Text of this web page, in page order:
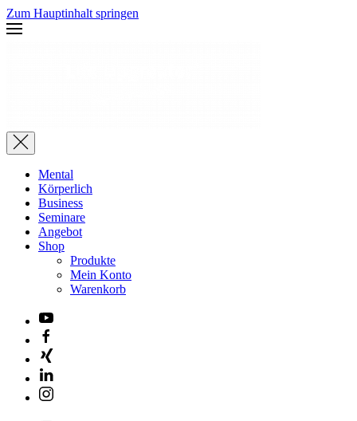
Zum Hauptinhalt springen
Mental
Körperlich
Business
Seminare
Angebot
Shop
Produkte
Mein Konto
Warenkorb